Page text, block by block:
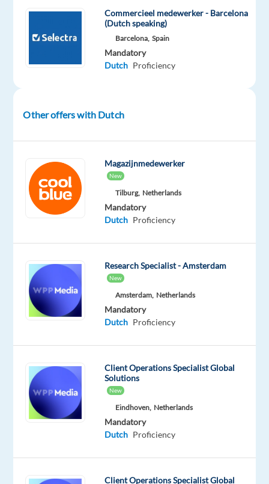
juiste
commercieel
medewerker
positie
voor
als:
Je
bent
om
leren
hoe
je
een
in
Commercieel medewerker - Barcelona
(Dutch speaking)
Barcelona, Spain
Mandatory
Dutch Proficiency
Other offers with Dutch
Magazijnmedewerker
New
Tilburg, Netherlands
Mandatory
Dutch Proficiency
Research Specialist - Amsterdam
New
Amsterdam, Netherlands
Mandatory
Dutch Proficiency
Client Operations Specialist Global
Solutions
New
Eindhoven, Netherlands
Mandatory
Dutch Proficiency
Client Operations Specialist Global